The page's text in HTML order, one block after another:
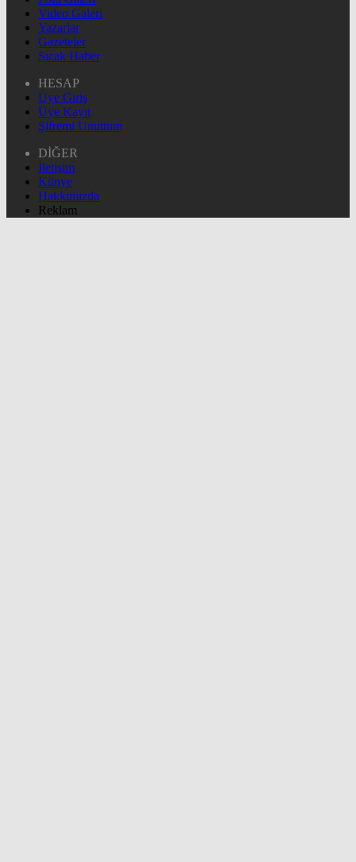
Video Galeri
Yazarlar
Gazeteler
Sıcak Haber
HESAP
Üye Giriş
Üye Kayıt
Şifremi Unuttum
DİĞER
İletişim
Künye
Hakkımızda
Reklam